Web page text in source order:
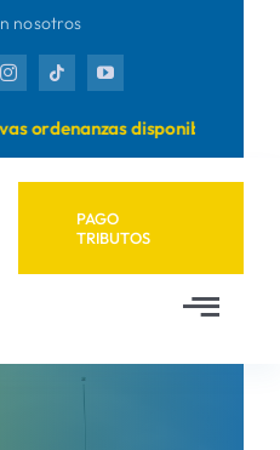
nosotros
disponibles
PAGO
TRIBUTOS